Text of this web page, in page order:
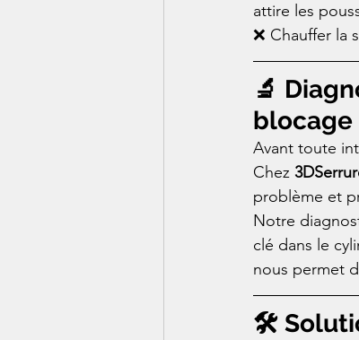
attire les
❌ Chauffer la
🔬
blocage
Avant toute
Chez
problème et
Notre
clé dans le
nous permet
🛠️